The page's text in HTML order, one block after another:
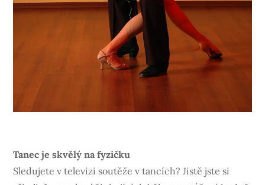
Tanec je skvělý na fyzičku
Sledujete v televizi soutěže v tancích? Jistě jste si